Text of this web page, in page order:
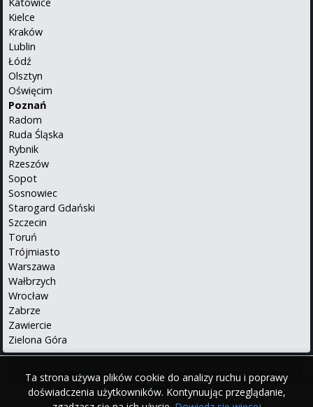
Ta strona używa plików cookie do analizy ruchu i poprawy
doświadczenia użytkowników. Kontynuując przeglądanie,
Kielce
Kraków
Lublin
Łódź
Olsztyn
Oświęcim
Poznań
Radom
Ruda Śląska
Rybnik
Rzeszów
Sopot
Sosnowiec
Starogard Gdański
Szczecin
Toruń
Trójmiasto
Warszawa
Wałbrzych
Wrocław
Zabrze
Zawiercie
Zielona Góra
O serwisie•Polityka prywatności•Kontakt•iPhone•Android
English